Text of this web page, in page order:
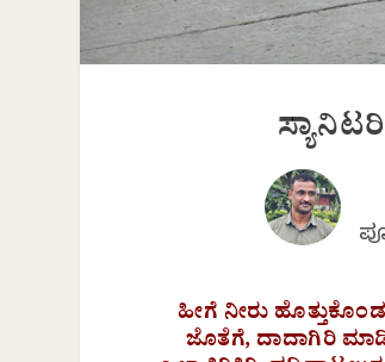
ಹೀಗೆ ನೀರು
ಜೊತೆಗೆ, ದಾದಾಗಿರಿ